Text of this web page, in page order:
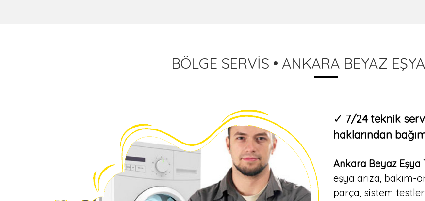
BÖLGE SERVİS • ANKARA BEYAZ
✓ 7/24 teknik
haklarından
Ankara Beyaz Eşya
eşya arıza, bakım-
parça, sistem